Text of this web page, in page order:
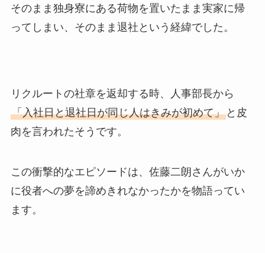
そのまま独身寮にある荷物を置いたまま実家に帰
ってしまい、そのまま退社という経緯でした。
リクルートの社章を返却する時、人事部長から
「入社日と退社日が同じ人はきみが初めて」と皮
肉を言われたそうです。
この衝撃的なエピソードは、佐藤二朗さんがいか
に役者への夢を諦めきれなかったかを物語ってい
ます。